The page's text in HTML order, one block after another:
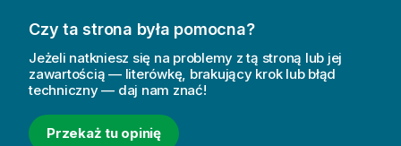
Czy ta strona była pomocna?
Jeżeli natkniesz się na problemy z tą stroną lub jej
zawartością — literówkę, brakujący krok lub błąd
techniczny — daj nam znać!
Przekaż tu opinię